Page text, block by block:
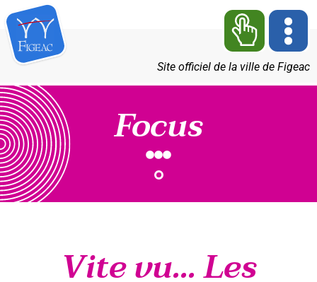
Site officiel de la ville de Figeac
Focus
Vite vu... Les